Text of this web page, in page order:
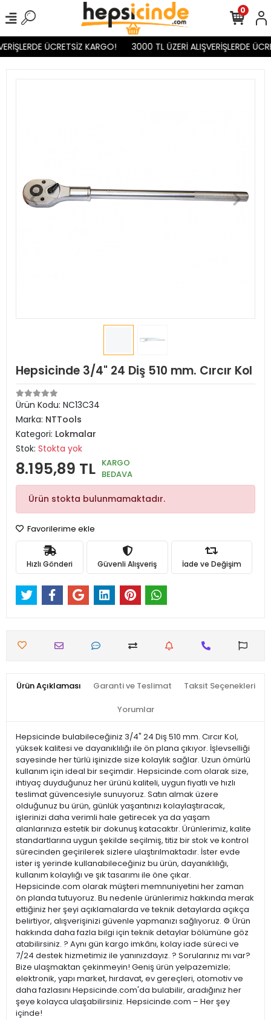
ÜCRETSİZ KARGO! 3000 TL ÜZERİ ALIŞVERİŞLERDE
0
Hepsicinde 3/4" 24 Diş 510 mm. Cırcır Kol
Ürün Kodu: NC13C34
Marka: NTTools
Kategori: Lokmalar
Stok: Stokta yok
8.195,89 TL KARGO
BEDAVA
Ürün stokta bulunmamaktadır.
Favorilerime ekle
Hızlı Gönderi Güvenli Alışveriş İade ve Değişim
Ürün Açıklaması Garanti ve Teslimat Taksit Seçenekleri
Yorumlar
Hepsicinde bulabileceğiniz 3/4" 24 Diş 510 mm. Cırcır Kol,
yüksek kalitesi ve dayanıklılığı ile ön plana çıkıyor. İşlevselliği
sayesinde her türlü işinizde size kolaylık sağlar. Uzun ömürlü
kullanım için ideal bir seçimdir. Hepsicinde.com olarak size,
ihtiyaç duyduğunuz her ürünü kaliteli, uygun fiyatlı ve hızlı
teslimat güvencesiyle sunuyoruz. Satın almak üzere
olduğunuz bu ürün, günlük yaşantınızı kolaylaştıracak,
işlerinizi daha verimli hale getirecek ya da yaşam
alanlarınıza estetik bir dokunuş katacaktır. Ürünlerimiz, kalite
standartlarına uygun şekilde seçilmiş, titiz bir stok ve kontrol
sürecinden geçirilerek sizlere ulaştırılmaktadır. İster evde
ister iş yerinde kullanabileceğiniz bu ürün, dayanıklılığı,
kullanım kolaylığı ve şık tasarımı ile öne çıkar.
Hepsicinde.com olarak müşteri memnuniyetini her zaman
ön planda tutuyoruz. Bu nedenle ürünlerimiz hakkında merak
ettiğiniz her şeyi açıklamalarda ve teknik detaylarda açıkça
belirtiyor, alışverişinizi güvenle yapmanızı sağlıyoruz. ⚙️ Ürün
hakkında daha fazla bilgi için teknik detaylar bölümüne göz
atabilirsiniz. ? Aynı gün kargo imkânı, kolay iade süreci ve
7/24 destek hizmetimiz ile yanınızdayız. ? Sorularınız mı var?
Bize ulaşmaktan çekinmeyin! Geniş ürün yelpazemizle;
elektronik, yapı market, hırdavat, ev gereçleri, otomotiv ve
daha fazlasını Hepsicinde.com'da bulabilir, aradığınız her
şeye kolayca ulaşabilirsiniz. Hepsicinde.com – Her şey
içinde!